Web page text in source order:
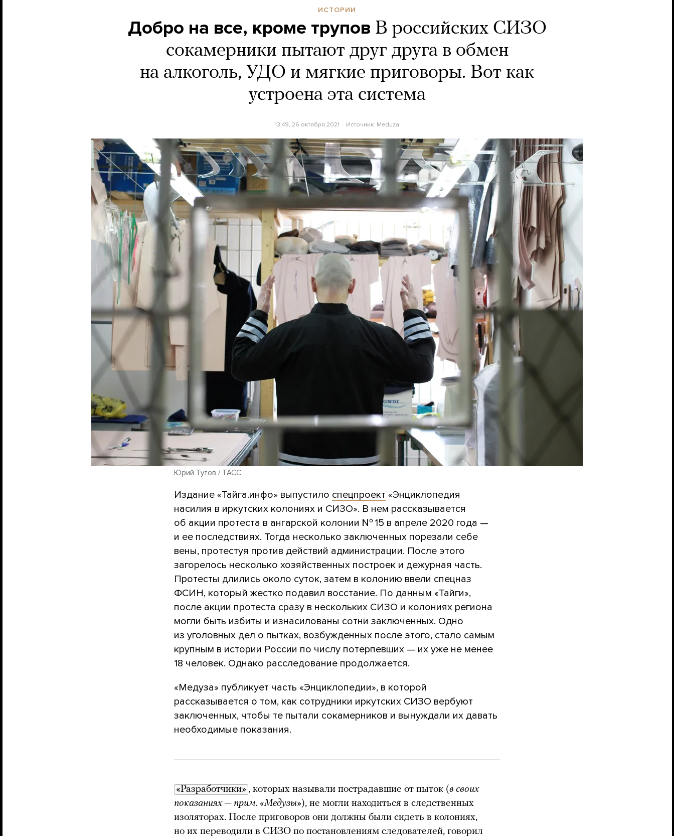
ИСТОРИИ
Добро на все, кроме трупов В российских СИЗО
сокамерники пытают друг друга в обмен
на алкоголь, УДО и мягкие приговоры. Вот как
устроена эта система
13:49, 26 октября 2021 Источник: Meduza
Юрий Тутов / ТАСС
Издание «Тайга.инфо» выпустило спецпроект «Энциклопедия
насилия в иркутских колониях и СИЗО». В нем рассказывается
об акции протеста в ангарской колонии № 15 в апреле 2020 года —
и ее последствиях. Тогда несколько заключенных порезали себе
вены, протестуя против действий администрации. После этого
загорелось несколько хозяйственных построек и дежурная часть.
Протесты длились около суток, затем в колонию ввели спецназ
ФСИН, который жестко подавил восстание. По данным «Тайги»,
после акции протеста сразу в нескольких СИЗО и колониях региона
могли быть избиты и изнасилованы сотни заключенных. Одно
из уголовных дел о пытках, возбужденных после этого, стало самым
крупным в истории России по числу потерпевших — их уже не менее
18 человек. Однако расследование продолжается.
«Медуза» публикует часть «Энциклопедии», в которой
рассказывается о том, как сотрудники иркутских СИЗО вербуют
заключенных, чтобы те пытали сокамерников и вынуждали их давать
необходимые показания.
«Разработчики» , которых называли пострадавшие от пыток (в своих
показаниях — прим. «Медузы»), не могли находиться в следственных
изоляторах. После приговоров они должны были сидеть в колониях,
но их переводили в СИЗО по постановлениям следователей, говорил